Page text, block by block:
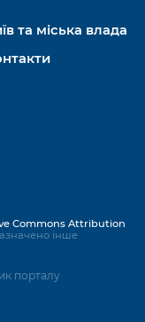
та міська влада
порталу
Commons Attribution
інше